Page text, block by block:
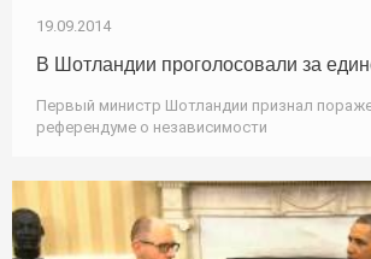
19.09.2014
В Шотландии проголосовали за
Первый министр Шотландии признал
референдуме о независимости